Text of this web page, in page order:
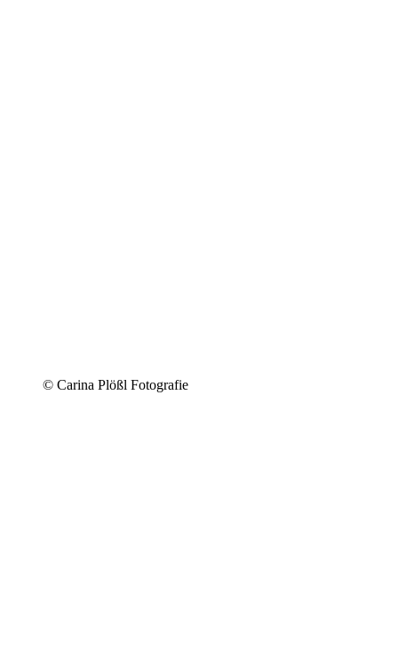
© Carina Plößl Fotografie